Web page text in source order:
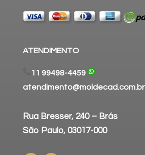
ATENDIMENTO
11 99498-4459
atendimento@moldecad.com.br
Rua Bresser, 240 – Brás
São Paulo, 03017-000